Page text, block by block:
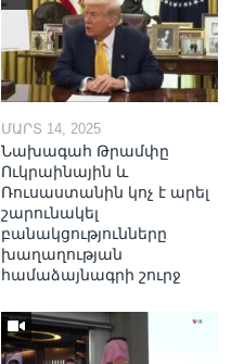
ՄԱՐՏ 14, 2025
Նախագահ Թրամփը
Ուկրաինային և
Ռուսաստանին կոչ է արել
շարունակել
բանակցությունները
խաղաղության
համաձայնագրի շուրջ